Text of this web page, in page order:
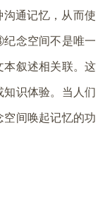
沟通记忆，从而使
念空间不是唯一
本叙述相关联。这
识体验。当人们
间唤起记忆的功